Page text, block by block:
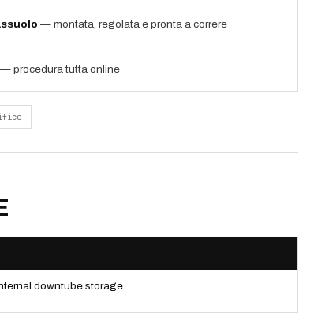
— montata, regolata e pronta a correre
— procedura tutta online
downtube storage